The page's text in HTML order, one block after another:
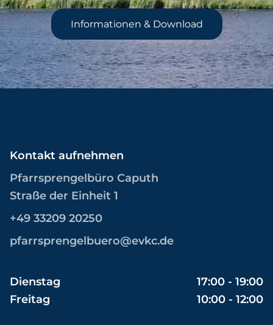
Informationen & Download
Kontakt aufnehmen
Pfarrsprengelbüro Caputh
Straße der Einheit 1
+49 33209 20250
pfarrsprengelbuero@evkc.de
Dienstag
17:00 - 19:00
Freitag
10:00 - 12:00